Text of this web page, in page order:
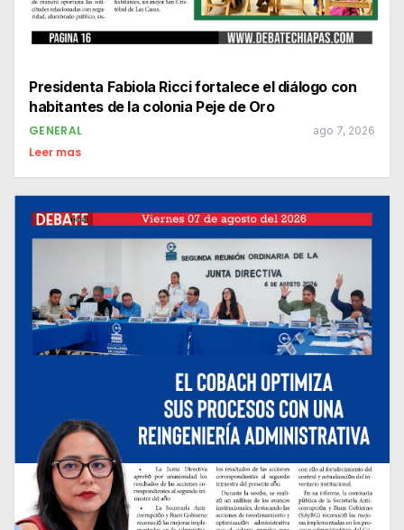
Presidenta Fabiola Ricci fortalece el diálogo con
habitantes de la colonia Peje de Oro
GENERAL ago 7, 2026
Leer mas